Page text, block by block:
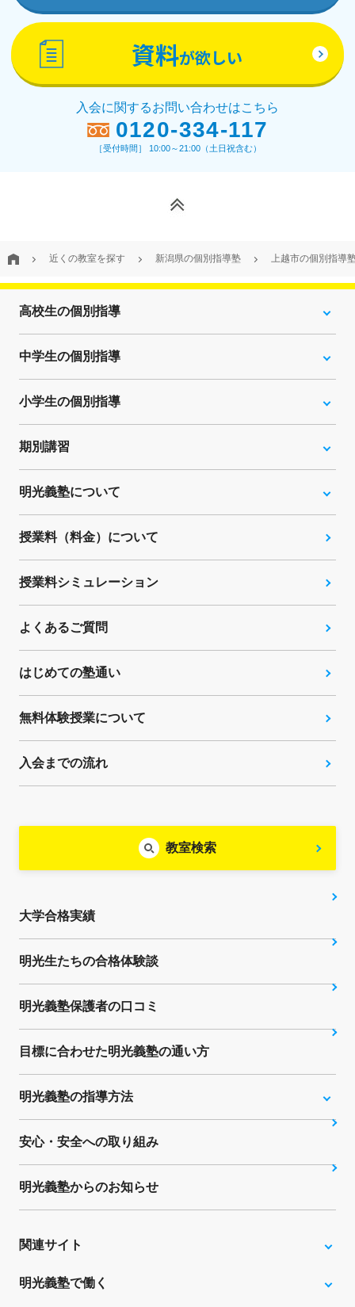
資料が欲しい
入会に関するお問い合わせはこちら
0120-334-117
［受付時間］ 10:00～21:00（土日祝含む）
近くの教室を探す 新潟県の個別指導塾 上越市の個別指導
高校生の個別指導
中学生の個別指導
小学生の個別指導
期別講習
明光義塾について
授業料（料金）について
授業料シミュレーション
よくあるご質問
はじめての塾通い
無料体験授業について
入会までの流れ
教室検索
大学合格実績
明光生たちの合格体験談
明光義塾保護者の口コミ
目標に合わせた明光義塾の通い方
明光義塾の指導方法
安心・安全への取り組み
明光義塾からのお知らせ
関連サイト
明光義塾で働く